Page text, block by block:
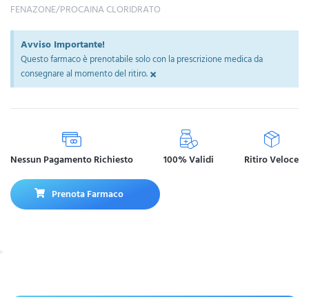
FENAZONE/PROCAINA CLORIDRATO
Avviso Importante!
Questo farmaco è prenotabile solo con la prescrizione medica da
consegnare al momento del ritiro.×
Nessun Pagamento Richiesto 100% Validi Ritiro Veloce
Prenota Farmaco